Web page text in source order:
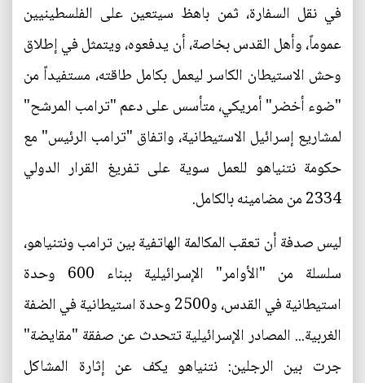
في نقل السفارة، ثمن باهظ سيتعين على الفلسطينيين
عموماً، وأهل القدس بخاصة، أن يدفعوه، ويتمثل في إطلاق
وحش الاستيطان الكاسر ليعمل بكامل طاقته، مستفيداً من
"ضوء أخضر" أمريكي، متأسس على دعم "ترامب المرشح"
لمشاريع إسرائيل الاستيطانية، واتفاق "ترامب الرئيس" مع
حكومة نتنياهو للعمل سوية على تفريغ القرار الدولي
2334 من مضامينه بالكامل.
ليس صدفة أن تعقب المكالمة الهاتفية بين ترامب ونتنياهو،
سلسلة من "الأوامر" الإسرائيلية ببناء 600 وحدة
استيطانية في القدس، و2500 وحدة استيطانية في الضفة
الغربية... المصادر الإسرائيلية تتحدث عن صفقة "مقايضة"
جرت بين الرجلين: نتنياهو يكف عن إثارة المشاكل